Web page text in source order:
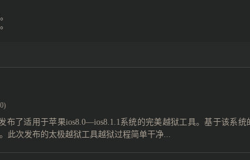
布了适用于苹果ios8.0—ios8.1.1系统的完美越狱工具。基于该系统
此次发布的太极越狱工具越狱过程简单干净...